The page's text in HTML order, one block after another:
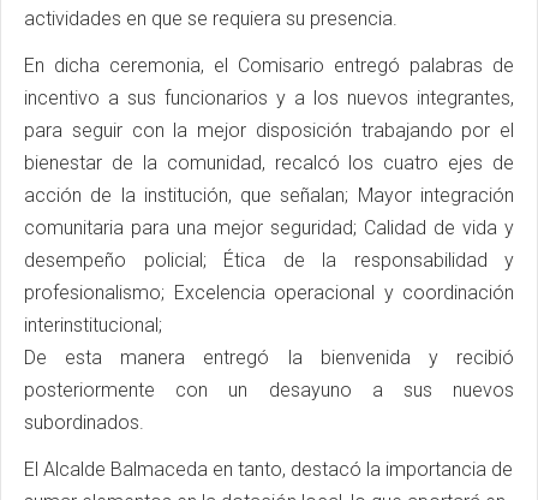
actividades en que se requiera su presencia.
En dicha ceremonia, el Comisario entregó palabras de
incentivo a sus funcionarios y a los nuevos integrantes,
para seguir con la mejor disposición trabajando por el
bienestar de la comunidad, recalcó los cuatro ejes de
acción de la institución, que señalan; Mayor integración
comunitaria para una mejor seguridad; Calidad de vida y
desempeño policial; Ética de la responsabilidad y
profesionalismo; Excelencia operacional y coordinación
interinstitucional;
De esta manera entregó la bienvenida y recibió
posteriormente con un desayuno a sus nuevos
subordinados.
El Alcalde Balmaceda en tanto, destacó la importancia de